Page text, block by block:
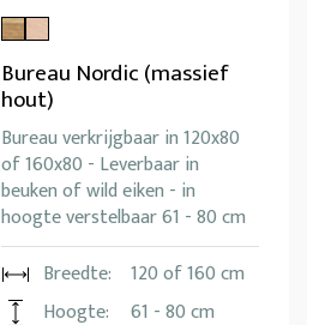
Bureau Nordic (massief
hout)
Bureau verkrijgbaar in 120x80
of 160x80 - Leverbaar in
beuken of wild eiken - in
hoogte verstelbaar 61 - 80 cm
Breedte:
120 of 160 cm
Hoogte:
61 - 80 cm